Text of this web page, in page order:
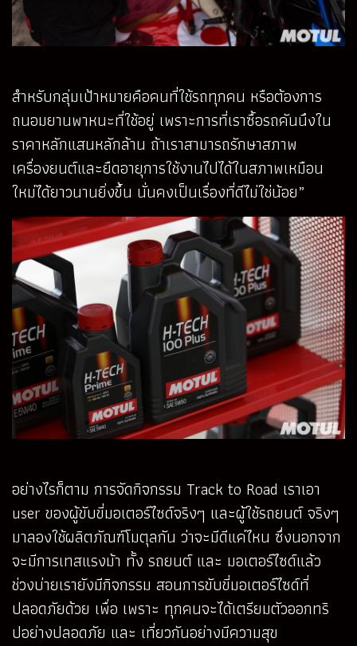
สำหรับกลุ่มเป้าหมายคือคนที่ใช้รถทุกคน หรือต้องการ
ถนอมยานพาหนะที่ใช้อยู่ เพราะการที่เราซื้อรถคันนึงใน
ราคาหลักแสนหลักล้าน ถ้าเราสามารถรักษาสภาพ
เครื่องยนต์และยืดอายุการใช้งานไปได้ในสภาพเหมือน
ใหม่ได้ยาวนานยิ่งขึ้น นั่นคงเป็นเรื่องที่ดีไม่ใช่น้อย”
อย่างไรก็ตาม การจัดกิจกรรม Track to Road เราเอา
user ของผู้ขับขี่มอเตอร์ไซด์จริงๆ และผู้ใช้รถยนต์ จริงๆ
มาลองใช้ผลิตภัณฑ์โมตุลกัน ว่าจะมีดีแค่ไหน ซึ่งนอกจาก
จะมีการเทสแรงม้า ทั้ง รถยนต์ และ มอเตอร์ไซด์แล้ว
ช่วงบ่ายเรายังมีกิจกรรม สอนการขับขี่มอเตอร์ไซด์ที่
ปลอดภัยด้วย เพื่อ เพราะ ทุกคนจะได้เตรียมตัวออกทริ
ปอย่างปลอดภัย และ เที่ยวกันอย่างมีความสุข